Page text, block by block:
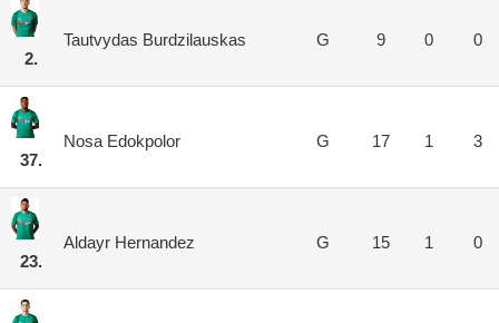
2.
Tautvydas Burdzilauskas G 9 0 0
37.
Nosa Edokpolor G 17 1 3
23.
Aldayr Hernandez G 15 1 0